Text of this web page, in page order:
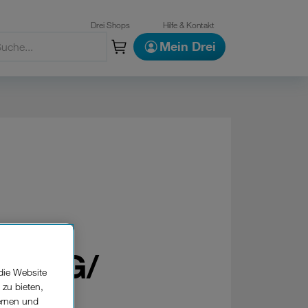
Drei Shops Hilfe & Kontakt
Mein Drei
5G/
Website
bieten,
und